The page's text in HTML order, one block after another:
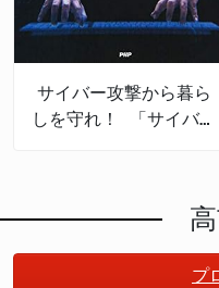
サイバー攻撃から暮ら
しを守れ！ 「サイバー
プ